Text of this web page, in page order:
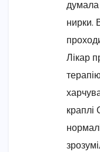
думала
нирки.
Лікар
краплі